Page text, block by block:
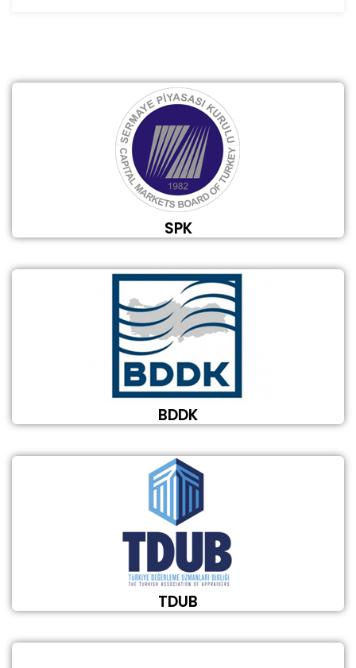
SPK
BDDK
TDUB